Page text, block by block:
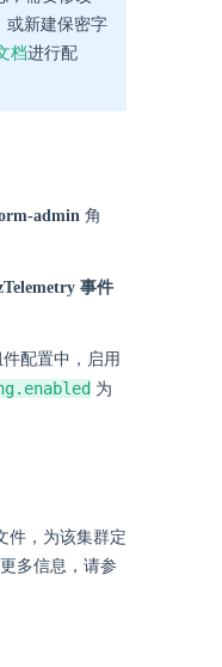
或新建保密字
档进行配
admin 角
事件
配置中，启用
为
件，为该集群定
多信息，请参